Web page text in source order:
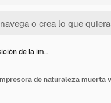
de la im…
de naturaleza muerta